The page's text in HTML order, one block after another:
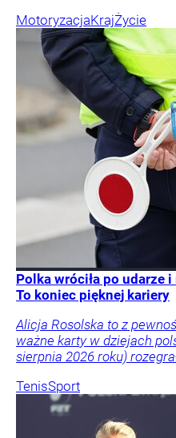
MotoryzacjaKrajŻycie
Polka wróciła po udarze
To koniec pięknej kariery
Alicja Rosolska to z
ważne karty w dziejach
sierpnia 2026 roku)
TenisSport